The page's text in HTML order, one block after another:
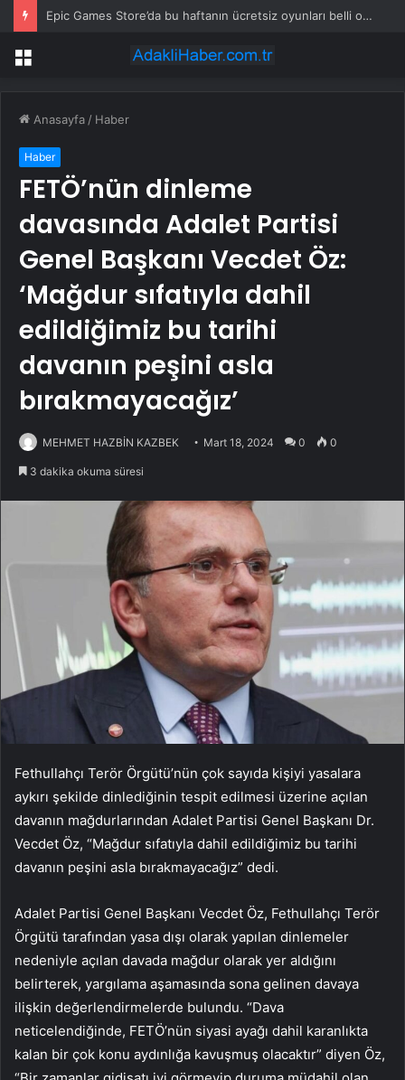
Epic Games Store’da bu haftanın ücretsiz oyunları belli oldu
Menü
Anasayfa / Haber
Haber
FETÖ’nün dinleme
davasında Adalet Partisi
Genel Başkanı Vecdet Öz:
‘Mağdur sıfatıyla dahil
edildiğimiz bu tarihi
davanın peşini asla
bırakmayacağız’
MEHMET HAZBİN KAZBEK Mart 18, 2024 0 0
3 dakika okuma süresi
Fethullahçı Terör Örgütü’nün çok sayıda kişiyi yasalara
aykırı şekilde dinlediğinin tespit edilmesi üzerine açılan
davanın mağdurlarından Adalet Partisi Genel Başkanı Dr.
Vecdet Öz, “Mağdur sıfatıyla dahil edildiğimiz bu tarihi
davanın peşini asla bırakmayacağız” dedi.
Adalet Partisi Genel Başkanı Vecdet Öz, Fethullahçı Terör
Örgütü tarafından yasa dışı olarak yapılan dinlemeler
nedeniyle açılan davada mağdur olarak yer aldığını
belirterek, yargılama aşamasında sona gelinen davaya
ilişkin değerlendirmelerde bulundu. “Dava
neticelendiğinde, FETÖ’nün siyasi ayağı dahil karanlıkta
kalan bir çok konu aydınlığa kavuşmuş olacaktır” diyen Öz,